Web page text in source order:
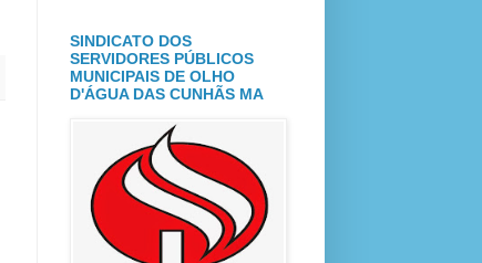
SINDICATO DOS
SERVIDORES PÚBLICOS
MUNICIPAIS DE OLHO
D'ÁGUA DAS CUNHÃS MA